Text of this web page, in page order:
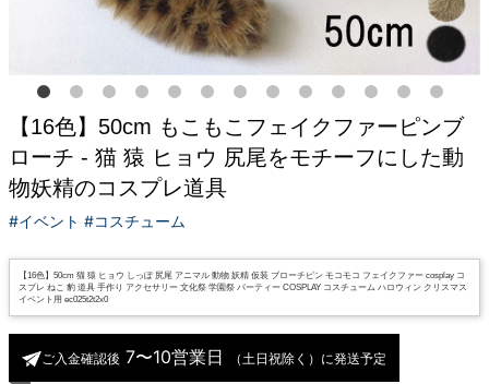
【16色】50cm もこもこフェイクファーピンブ
ローチ - 猫 猿 ヒョウ 尻尾をモチーフにした動
物妖精のコスプレ道具
#イベント #コスチューム
【16色】50cm 猫 猿 ヒョウ しっぽ 尻尾 アニマル 動物 妖精 仮装 ブローチピン モコモコ フェイクファー cosplay コ
スプレ ねこ 豹 道具 手作り アクセサリー 文化祭 学園祭 パーティー COSPLAY コスチューム ハロウィン クリスマス
イベント用 ec025t2t2x0
ご入金確認後 7〜10営業日 （土日祝除く）に発送予定